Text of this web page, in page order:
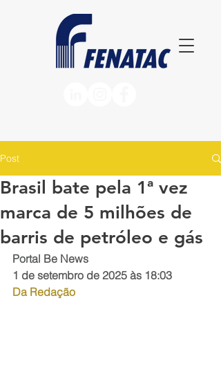
Post
Brasil bate pela 1ª vez
marca de 5 milhões de
barris de petróleo e gás
Portal Be News
1 de setembro de 2025 às 18:03
Da Redação